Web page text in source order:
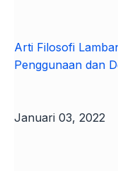
Arti Filosofi
Penggunaan dan
Januari 03, 2022